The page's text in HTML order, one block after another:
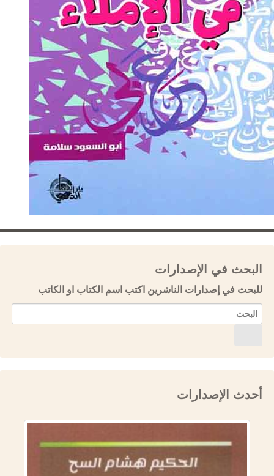
البحث في الإصدارات
للبحث في إصدارات الناشرين اكتب اسم الكتاب او الكاتب
أحدث الإصدارات